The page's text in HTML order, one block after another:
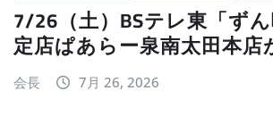
7/26（土）BSテレ東「ず
定店ぱあらー泉南太田本店
会長 7月 26, 2026